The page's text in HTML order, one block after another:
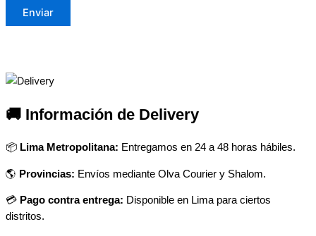
🚚 Información de Delivery
📦 Lima Metropolitana: Entregamos en 24 a 48 horas hábiles.
🌎 Provincias: Envíos mediante Olva Courier y Shalom.
💳 Pago contra entrega: Disponible en Lima para ciertos
distritos.